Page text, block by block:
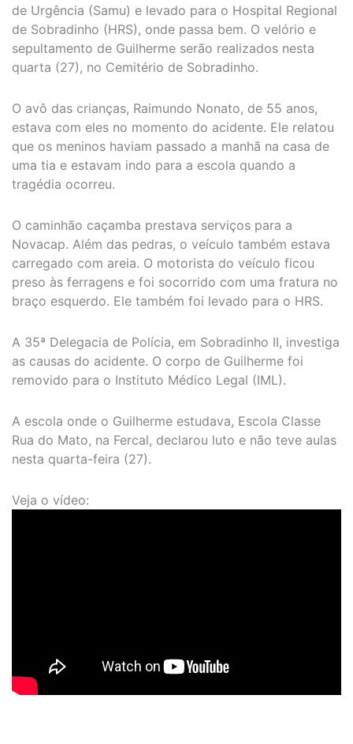
de Urgência (Samu) e levado para o Hospital Regional
de Sobradinho (HRS), onde passa bem. O velório e
sepultamento de Guilherme serão realizados nesta
quarta (27), no Cemitério de Sobradinho.
O avô das crianças, Raimundo Nonato, de 55 anos,
estava com eles no momento do acidente. Ele relatou
que os meninos haviam passado a manhã na casa de
uma tia e estavam indo para a escola quando a
tragédia ocorreu.
O caminhão caçamba prestava serviços para a
Novacap. Além das pedras, o veículo também estava
carregado com areia. O motorista do veículo ficou
preso às ferragens e foi socorrido com uma fratura no
braço esquerdo. Ele também foi levado para o HRS.
A 35ª Delegacia de Polícia, em Sobradinho II, investiga
as causas do acidente. O corpo de Guilherme foi
removido para o Instituto Médico Legal (IML).
A escola onde o Guilherme estudava, Escola Classe
Rua do Mato, na Fercal, declarou luto e não teve aulas
nesta quarta-feira (27).
Veja o vídeo: